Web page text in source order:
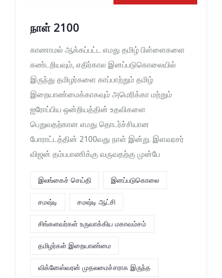
நாள் 2100
காணாமல் ஆக்கப்பட்ட எமது தமிழ் பிள்ளைகளை
கண்டறியவும், எதிர்கால இனப்படுகொலையில்
இருந்து தமிழர்களை காப்பாற்றும் தமிழ்
இறையாண்மைக்காகவும் அமெரிக்கா மற்றும்
ஐரோப்பிய ஒன்றியத்தின் உதவிகளை
பெறுவதற்கான எமது தொடர்ச்சியான
போராட்டத்தின் 2100வது நாள் இன்று. இளவரசர்
விஜன் தம்பபாணிக்கு வருவதற்கு முன்பே
இலங்கைச் செய்தி இனப்படுகொலை
சமஷ்டி சமஷ்டி ஆட்சி
சிங்களவர்கள் உருவாக்கிய மகாவம்சம்
தமிழர்கள் இறையாண்மை
விக்னேஸ்வரன் முதலமைச்சராக இருந்த